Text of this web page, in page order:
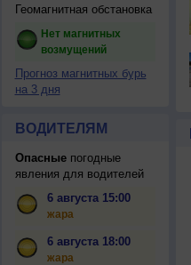
Геомагнитная обстановка
Нет магнитных
возмущений
Прогноз магнитных бурь
на 3 дня
ВОДИТЕЛЯМ
Опасныепогодные
явления для водителей
6 августа 15:00
жара
6 августа 18:00
жара